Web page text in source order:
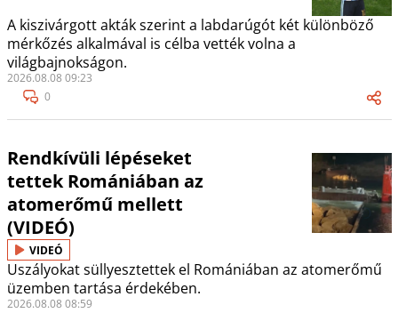
A kiszivárgott akták szerint a labdarúgót két különböző
mérkőzés alkalmával is célba vették volna a
világbajnokságon.
2026.08.08 09:23
0
Rendkívüli lépéseket
tettek Romániában az
atomerőmű mellett
(VIDEÓ)
VIDEÓ
Uszályokat süllyesztettek el Romániában az atomerőmű
üzemben tartása érdekében.
2026.08.08 08:59